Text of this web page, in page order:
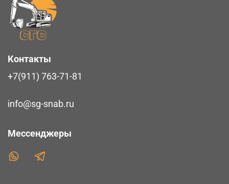
Контакты
+7(911) 763-71-81
info@sg-snab.ru
Мессенджеры